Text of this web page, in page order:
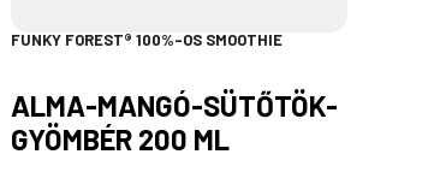
FUNKY FOREST® 100%-OS SMOOTHIE
ALMA-MANGÓ-SÜTŐTÖK-
GYÖMBÉR 200 ML